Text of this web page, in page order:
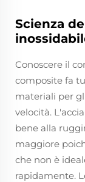
Scienza
Conoscere il
composite fa
materiali per
velocità.
bene alla
maggiore
che non è
rapidamente.